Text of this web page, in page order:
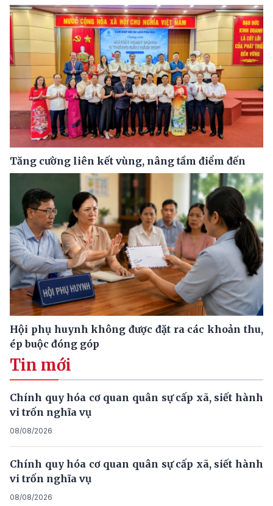
Tăng cường liên kết vùng, nâng tầm điểm đến
Hội phụ huynh không được đặt ra các khoản thu,
ép buộc đóng góp
Tin mới
Chính quy hóa cơ quan quân sự cấp xã, siết hành
vi trốn nghĩa vụ
08/08/2026
Chính quy hóa cơ quan quân sự cấp xã, siết hành
vi trốn nghĩa vụ
08/08/2026